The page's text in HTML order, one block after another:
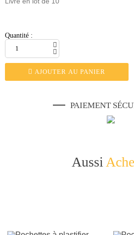
Quantité :
AJOUTER AU PANIER
PAIEMENT
Aussi